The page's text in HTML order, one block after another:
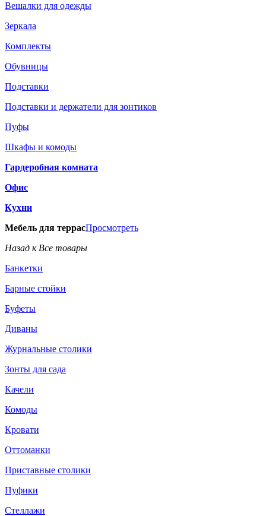
Вешалки для одежды
Зеркала
Комплекты
Обувницы
Подставки
Подставки и держатели для зонтиков
Пуфы
Шкафы и комоды
Гардеробная комната
Офис
Кухни
Мебель для террасПросмотреть
Назад к Все товары
Банкетки
Барные стойки
Буфеты
Диваны
Журнальные столики
Зонты для сада
Качели
Комоды
Кровати
Оттоманки
Приставные столики
Пуфики
Стеллажи